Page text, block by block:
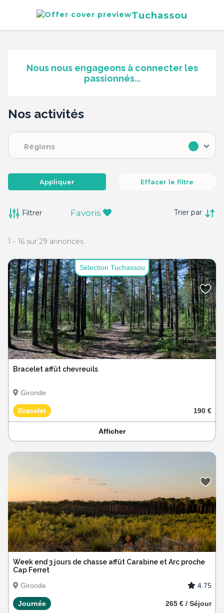
Tuchassou
Nous nous engageons à connecter les
passionnés...
Nos activités
Régions
Appliquer Effacer le filtre
Filtrer Favoris Trier par
1 - 16 sur 29 annonces
Sélection Tuchassou
Bracelet affût chevreuils
Gironde
Bracelet 190 €
Afficher
Week end 3 jours de chasse affût Carabine et Arc proche
Cap Ferret
Gironde
4.75
Journée 265 € / Séjour